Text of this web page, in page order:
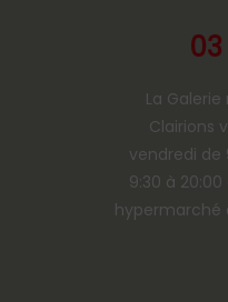
La
Clairions
vendredi de
9:30 à
hypermarché